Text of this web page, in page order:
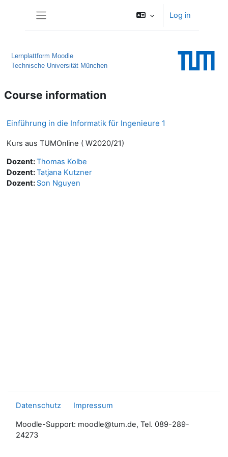
Log in
Lernplattform Moodle
Technische Universität München
Course information
Einführung in die Informatik für Ingenieure 1
Kurs aus TUMOnline ( W2020/21)
Dozent:Thomas Kolbe
Dozent:Tatjana Kutzner
Dozent: Son Nguyen
Datenschutz Impressum
Moodle-Support: moodle@tum.de, Tel. 089-289-
24273